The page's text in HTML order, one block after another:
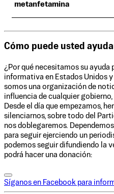
metanfetamina
Cómo puede usted
¿Por qué necesitamos su
informativa en Estados Unidos
somos una organización de
influencia de cualquier
Desde el día que empezamos,
silenciarnos, sobre todo del
nos doblegaremos.
para seguir ejerciendo un
podemos seguir difundiendo la
podrá hacer una donación:
Síganos en Facebook para